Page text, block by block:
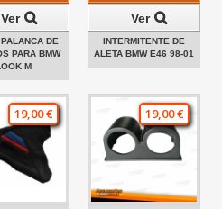
Ver
DE
PARA BMW
M
Ver
INTERMITENTE DE
ALETA BMW E46 98-01
19,00 € 19,00 €